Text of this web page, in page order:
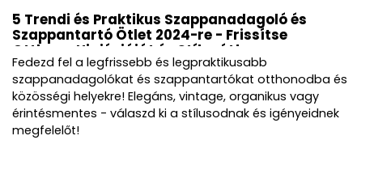
5 Trendi és Praktikus Szappanadagoló és
Szappantartó Ötlet 2024-re - Frissítse
Otthona Higiéniáját és Stílusát!
Fedezd fel a legfrissebb és legpraktikusabb
szappanadagolókat és szappantartókat otthonodba és
közösségi helyekre! Elegáns, vintage, organikus vagy
érintésmentes - válaszd ki a stílusodnak és igényeidnek
megfelelőt!